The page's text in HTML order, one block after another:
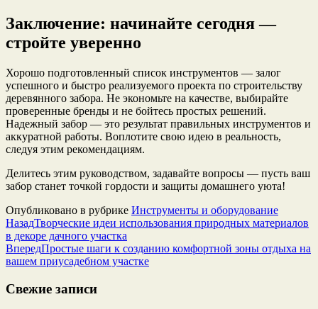
Заключение: начинайте сегодня —
стройте уверенно
Хорошо подготовленный список инструментов — залог
успешного и быстро реализуемого проекта по строительству
деревянного забора. Не экономьте на качестве, выбирайте
проверенные бренды и не бойтесь простых решений.
Надежный забор — это результат правильных инструментов и
аккуратной работы. Воплотите свою идею в реальность,
следуя этим рекомендациям.
Делитесь этим руководством, задавайте вопросы — пусть ваш
забор станет точкой гордости и защиты домашнего уюта!
Опубликовано в рубрике Инструменты и оборудование
НазадТворческие идеи использования природных материалов
в декоре дачного участка
ВпередПростые шаги к созданию комфортной зоны отдыха на
вашем приусадебном участке
Свежие записи